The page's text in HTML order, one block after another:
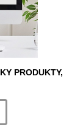
PRODUKTY,